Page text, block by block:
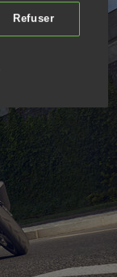
Refuser